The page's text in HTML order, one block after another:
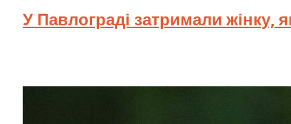
У Павлограді затримали жінку,